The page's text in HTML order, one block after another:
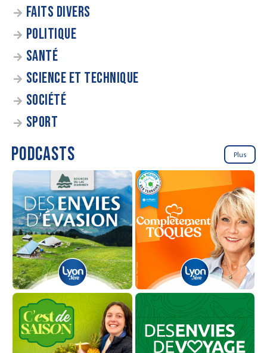
FAITS DIVERS
POLITIQUE
SANTÉ
SCIENCE ET TECHNIQUE
SOCIÉTÉ
SPORT
PODCASTS Plus